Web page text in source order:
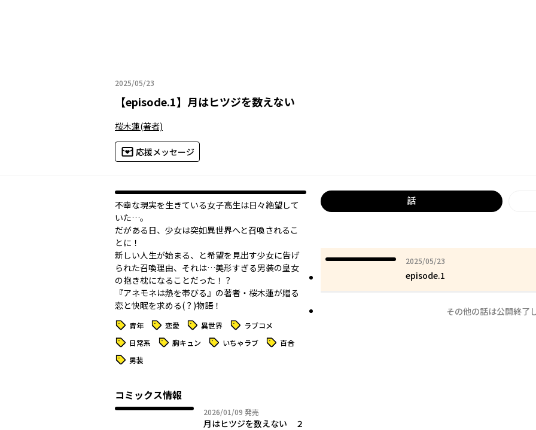
2025/05/23
2025年05月23日
【episode.1】 月はヒツジを数えない
桜木蓮(著者)
応援メッセージ
不幸な現実を生きている女子高生は日々絶望して
いた…。
だがある日、少女は突如異世界へと召喚されるこ
とに！
新しい人生が始まる、と希望を見出す少女に告げ
られた召喚理由、それは…美形すぎる男装の皇女
の抱き枕になることだった！？
『アネモネは熱を帯びる』の著者・桜木蓮が贈る
恋と快眠を求める(？)物語！
タグ 青年 タグ 恋愛 タグ 異世界 タグ ラブコメ
タグ 日常系 タグ 胸キュン タグ いちゃラブ タグ 百合
タグ 男装
コミックス情報
2026/01/09 2026年01月09日
発売
月はヒツジを数えない ２
話
2025/05/23
2025年05月23日
episode.1
その他の話は公開終了